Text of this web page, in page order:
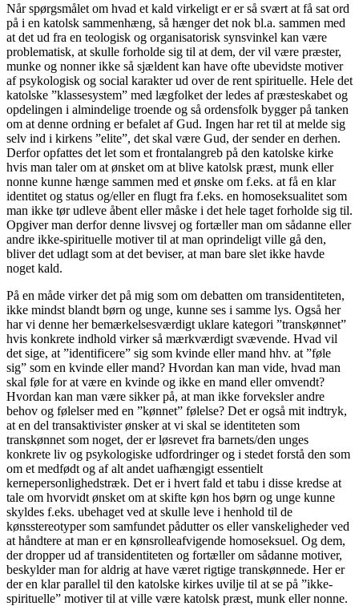
Når spørgsmålet om hvad et kald virkeligt er er så svært at få sat ord
på i en katolsk sammenhæng, så hænger det nok bl.a. sammen med
at det ud fra en teologisk og organisatorisk synsvinkel kan være
problematisk, at skulle forholde sig til at dem, der vil være præster,
munke og nonner ikke så sjældent kan have ofte ubevidste motiver
af psykologisk og social karakter ud over de rent spirituelle. Hele det
katolske ”klassesystem” med lægfolket der ledes af præsteskabet og
opdelingen i almindelige troende og så ordensfolk bygger på tanken
om at denne ordning er befalet af Gud. Ingen har ret til at melde sig
selv ind i kirkens ”elite”, det skal være Gud, der sender en derhen.
Derfor opfattes det let som et frontalangreb på den katolske kirke
hvis man taler om at ønsket om at blive katolsk præst, munk eller
nonne kunne hænge sammen med et ønske om f.eks. at få en klar
identitet og status og/eller en flugt fra f.eks. en homoseksualitet som
man ikke tør udleve åbent eller måske i det hele taget forholde sig til.
Opgiver man derfor denne livsvej og fortæller man om sådanne eller
andre ikke-spirituelle motiver til at man oprindeligt ville gå den,
bliver det udlagt som at det beviser, at man bare slet ikke havde
noget kald.
På en måde virker det på mig som om debatten om transidentiteten,
ikke mindst blandt børn og unge, kunne ses i samme lys. Også her
har vi denne her bemærkelsesværdigt uklare kategori ”transkønnet”
hvis konkrete indhold virker så mærkværdigt svævende. Hvad vil
det sige, at ”identificere” sig som kvinde eller mand hhv. at ”føle
sig” som en kvinde eller mand? Hvordan kan man vide, hvad man
skal føle for at være en kvinde og ikke en mand eller omvendt?
Hvordan kan man være sikker på, at man ikke forveksler andre
behov og følelser med en ”kønnet” følelse? Det er også mit indtryk,
at en del transaktivister ønsker at vi skal se identiteten som
transkønnet som noget, der er løsrevet fra barnets/den unges
konkrete liv og psykologiske udfordringer og i stedet forstå den som
om et medfødt og af alt andet uafhængigt essentielt
kernepersonlighedstræk. Det er i hvert fald et tabu i disse kredse at
tale om hvorvidt ønsket om at skifte køn hos børn og unge kunne
skyldes f.eks. ubehaget ved at skulle leve i henhold til de
kønsstereotyper som samfundet pådutter os eller vanskeligheder ved
at håndtere at man er en kønsrolleafvigende homoseksuel. Og dem,
der dropper ud af transidentiteten og fortæller om sådanne motiver,
beskylder man for aldrig at have været rigtige transkønnede. Her er
der en klar parallel til den katolske kirkes uvilje til at se på ”ikke-
spirituelle” motiver til at ville være katolsk præst, munk eller nonne.